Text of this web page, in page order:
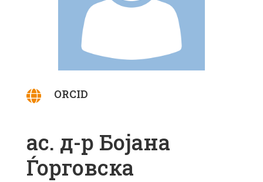
 ORCID
ас. д-р Бојана
Ѓорговска